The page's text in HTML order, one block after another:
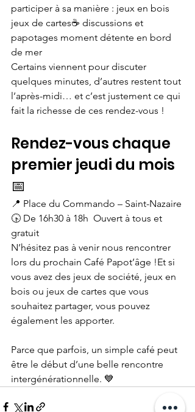
participer à sa manière : jeux en bois
jeux de cartes☕ discussions et
papotages moment détente en bord
de mer
Certains viennent pour discuter
quelques minutes, d’autres restent tout
l’après-midi… et c’est justement ce qui
fait la richesse de ces rendez-vous !
Rendez-vous chaque
premier jeudi du mois
📅
📍 Place du Commando – Saint-Nazaire
🕟 De 16h30 à 18h  Ouvert à tous et
gratuit
N’hésitez pas à venir nous rencontrer
lors du prochain Café Papot’âge !Et si
vous avez des jeux de société, jeux en
bois ou jeux de cartes que vous
souhaitez partager, vous pouvez
également les apporter.
Parce que parfois, un simple café peut
être le début d’une belle rencontre
intergénérationnelle. 💙